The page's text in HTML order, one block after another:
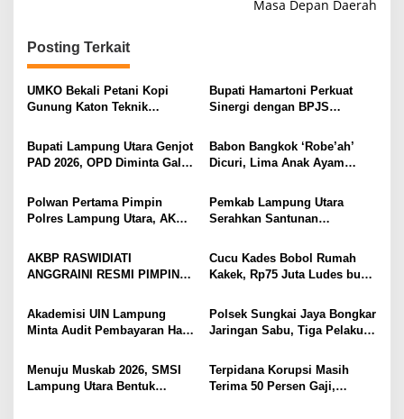
g
a
s
p
o
s
Masa Depan Daerah
Posting Terkait
UMKO Bekali Petani Kopi
Gunung Katon Teknik
Jual Hasil Panen Meningkat
Bupati Hamartoni Perkuat
Sinergi dengan BPJS
Kesehatan Makin Cepat dan
Mudah
Bupati Lampung Utara Genjot
PAD 2026, OPD Diminta Gali
hingga Optimalkan PBB-P2
Babon Bangkok ‘Robe’ah’
Dicuri, Lima Anak Ayam
Gang Jalaba Kotabumi Heboh
Polwan Pertama Pimpin
Polres Lampung Utara, AKBP
Pedang Pora
Pemkab Lampung Utara
Serahkan Santunan
Korban Kebakaran
AKBP RASWIDIATI
ANGGRAINI RESMI PIMPIN
BAWA KOMITMEN PERKUAT
KAMTIBMAS DAN
PELAYANAN PRESISI
Cucu Kades Bobol Rumah
Kakek, Rp75 Juta Ludes buat
Ditembak Polisi
Akademisi UIN Lampung
Minta Audit Pembayaran Hak
Kepastian Hukum Tak Boleh
Berlarut
Polsek Sungkai Jaya Bongkar
Jaringan Sabu, Tiga Pelaku
Menuju Muskab 2026, SMSI
Lampung Utara Bentuk
Terpidana Korupsi Masih
Terima 50 Persen Gaji,